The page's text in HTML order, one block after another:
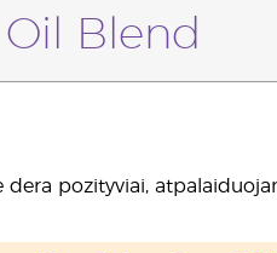
Oil Blend
dera pozityviai,